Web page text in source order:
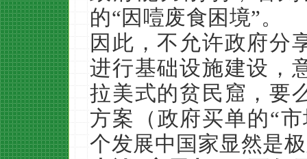
的“因噎废食困境”。
因此，不允许政府分
进行基础设施建设，
拉美式的贫民窟，要
方案（政府买单的“
个发展中国家显然是